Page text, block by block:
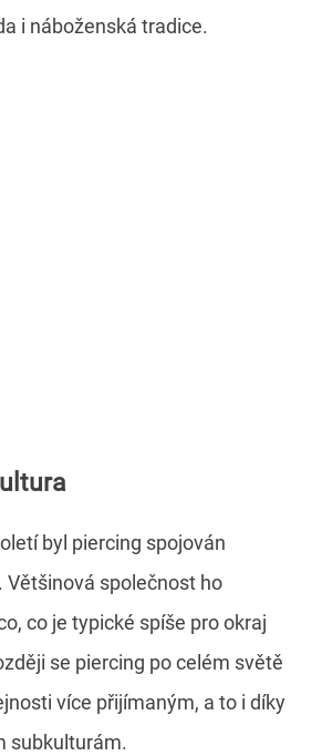
i náboženská tradice.
byl piercing spojován
Většinová společnost ho
co je typické spíše pro okraj
se piercing po celém světě
více přijímaným, a to i díky
subkulturám.